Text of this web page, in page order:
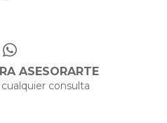
ASESORARTE
consulta